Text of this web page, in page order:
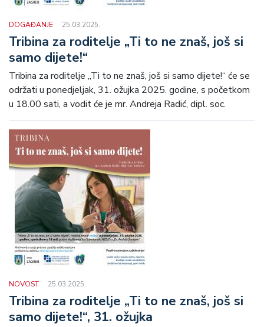
DOGAĐANJE 25.03.2025.
Tribina za roditelje „Ti to ne znaš, još si
samo dijete!“
Tribina za roditelje „Ti to ne znaš, još si samo dijete!“ će se
održati u ponedjeljak, 31. ožujka 2025. godine, s početkom
u 18.00 sati, a vodit će je mr. Andreja Radić, dipl. soc.
NOVOST 25.03.2025.
Tribina za roditelje „Ti to ne znaš, još si
samo dijete!“, 31. ožujka